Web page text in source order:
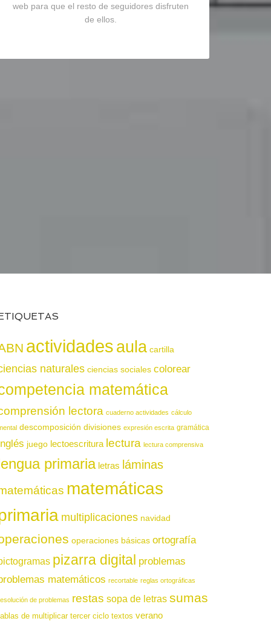
web para que el resto de seguidores disfruten
de ellos.
actividadesaula cartilla
naturales ciencias sociales colorear
matemática
lectora cuaderno actividades cálculo
descomposición divisiones expresión escrita gramática
juego lectoescritura lectura lectura comprensiva
primaria letras láminas
matemáticas
multiplicaciones navidad
operaciones básicas ortografía
pizarra digital problemas
matemáticos recortable reglas ortográficas
de problemas restas sopa de letras sumas
de multiplicar tercer ciclo textos verano